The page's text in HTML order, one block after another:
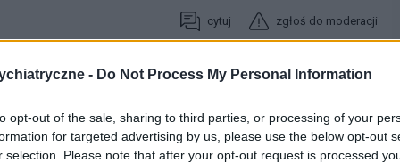
- Do Not Process My Personal Information
opt-out of the sale, sharing to third parties, or processing of your
for targeted advertising by us, please use the below opt-out
selection. Please note that after your opt-out request is processed
cytuj zgłoś do moderacji
29-09-2014, 15:36:41
uzyskaniu uczucia- wstręt do alkoholu. W odpowiedniej